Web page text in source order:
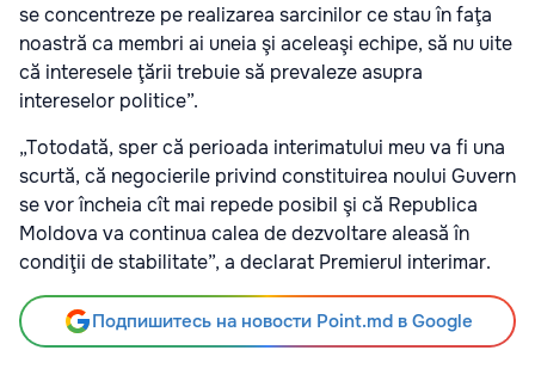
se concentreze pe realizarea sarcinilor ce stau în faţa
noastră ca membri ai uneia şi aceleaşi echipe, să nu uite
că interesele ţării trebuie să prevaleze asupra
intereselor politice”.
„Totodată, sper că perioada interimatului meu va fi una
scurtă, că negocierile privind constituirea noului Guvern
se vor încheia cît mai repede posibil şi că Republica
Moldova va continua calea de dezvoltare aleasă în
condiţii de stabilitate”, a declarat Premierul interimar.
Подпишитесь на новости Point.md в Google